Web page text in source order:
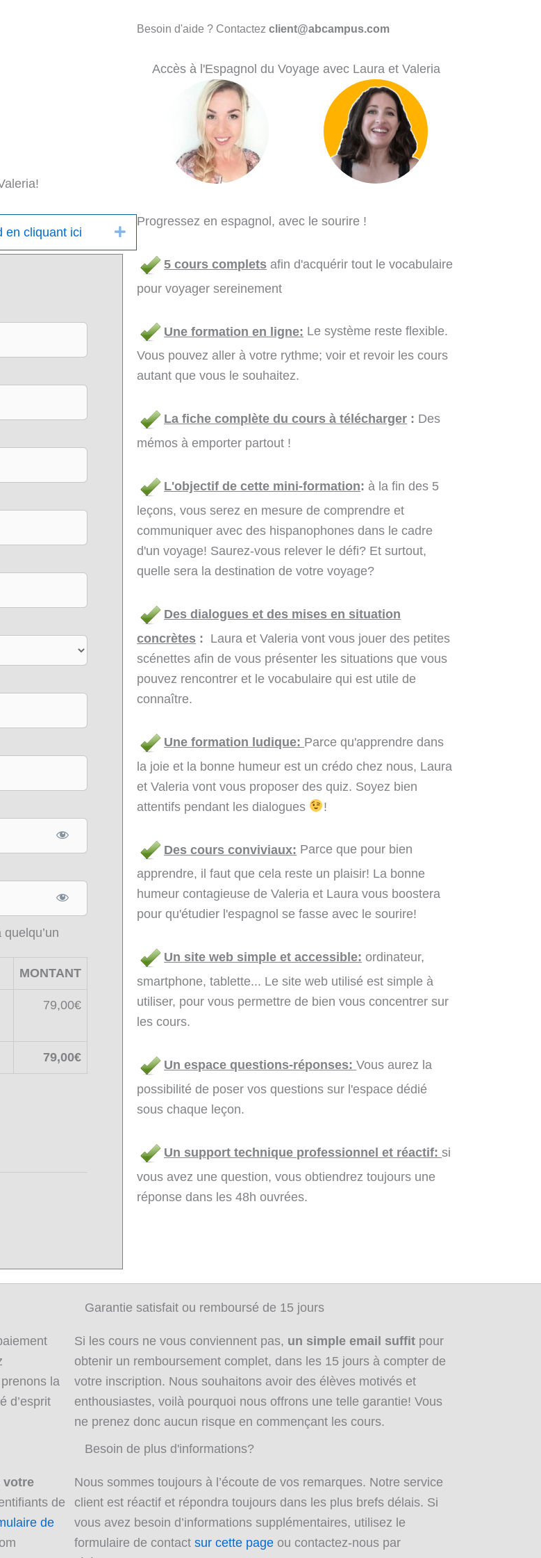
Besoin d'aide ? Contactezclient@abcampus.com
en cliquant ici Déplier
MONTANT
79,00€
79,00€
Accès à l'Espagnol du Voyage avec Laura et Valeria
Progressez en espagnol, avec le sourire !
5 cours complets afin d'acquérir tout le vocabulaire
pour voyager sereinement
Une formation en ligne: Le système reste flexible.
Vous pouvez aller à votre rythme; voir et revoir les cours
autant que vous le souhaitez.
La fiche complète du cours à télécharger : Des
mémos à emporter partout !
L'objectif de cette mini-formation: à la fin des 5
leçons, vous serez en mesure de comprendre et
communiquer avec des hispanophones dans le cadre
d'un voyage! Saurez-vous relever le défi? Et surtout,
quelle sera la destination de votre voyage?
Des dialogues et des mises en situation
concrètes : Laura et Valeria vont vous jouer des petites
scénettes afin de vous présenter les situations que vous
pouvez rencontrer et le vocabulaire qui est utile de
connaître.
Une formation ludique: Parce qu'apprendre dans
la joie et la bonne humeur est un crédo chez nous, Laura
et Valeria vont vous proposer des quiz. Soyez bien
attentifs pendant les dialogues
!
Des cours conviviaux: Parce que pour bien
apprendre, il faut que cela reste un plaisir! La bonne
humeur contagieuse de Valeria et Laura vous boostera
pour qu'étudier l'espagnol se fasse avec le sourire!
Un site web simple et accessible: ordinateur,
smartphone, tablette... Le site web utilisé est simple à
utiliser, pour vous permettre de bien vous concentrer sur
les cours.
Un espace questions-réponses:Vous aurez la
possibilité de poser vos questions sur l'espace dédié
sous chaque leçon.
Un support technique professionnel et réactif:si
vous avez une question, vous obtiendrez toujours une
réponse dans les 48h ouvrées.
la
d’esprit
votre
de
de
Garantie satisfait ou remboursé de 15 jours
Si les cours ne vous conviennent pas, un simple email suffit pour
obtenir un remboursement complet, dans les 15 jours à compter de
votre inscription. Nous souhaitons avoir des élèves motivés et
enthousiastes, voilà pourquoi nous offrons une telle garantie! Vous
ne prenez donc aucun risque en commençant les cours.
Besoin de plus d'informations?
Nous sommes toujours à l’écoute de vos remarques. Notre service
client est réactif et répondra toujours dans les plus brefs délais. Si
vous avez besoin d’informations supplémentaires, utilisez le
formulaire de contact sur cette page ou contactez-nous par